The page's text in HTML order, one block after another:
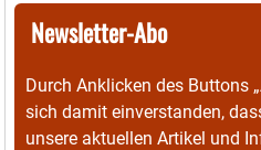
Newsletter-Abo
Durch Anklicken des Buttons
sich damit einverstanden,
unsere aktuellen Artikel und